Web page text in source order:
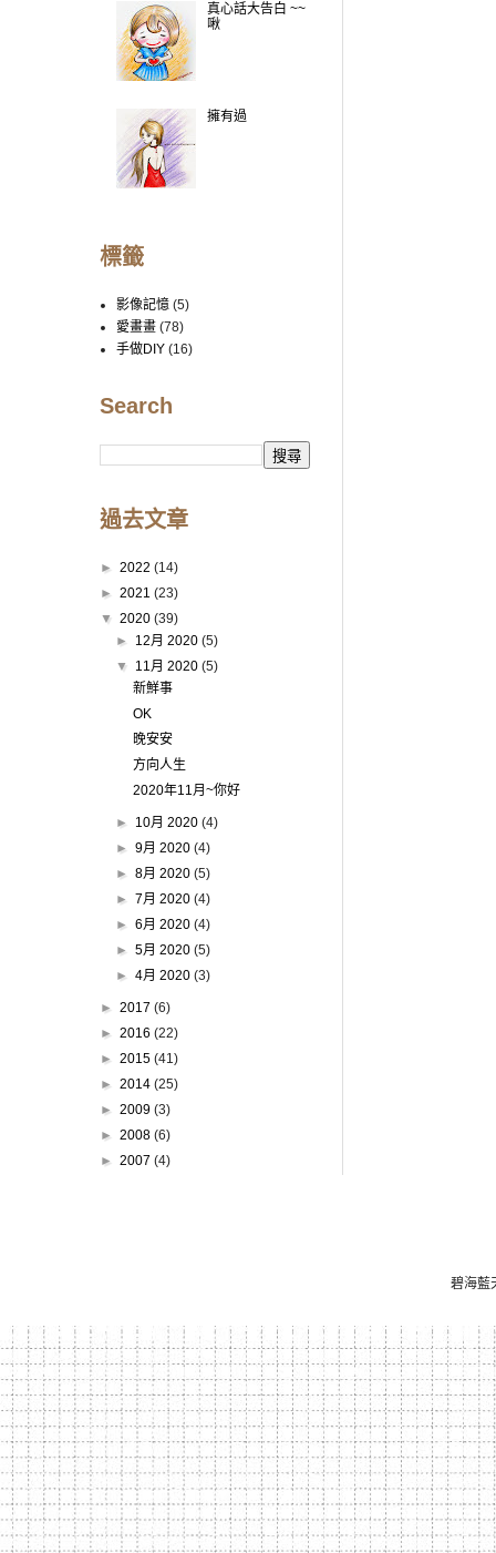
真心話大告白 ~~
啾
擁有過
標籤
影像記憶 (5)
愛畫畫 (78)
手做DIY (16)
Search
過去文章
► 2022 (14)
► 2021 (23)
▼ 2020 (39)
► 12月 2020(5)
▼ 11月 2020(5)
新鮮事
OK
晚安安
方向人生
2020年11月~你好
► 10月 2020(4)
►9月 2020(4)
►8月 2020(5)
►7月 2020(4)
►6月 2020(4)
►5月 2020(5)
►4月 2020(3)
► 2017 (6)
► 2016 (22)
► 2015 (41)
► 2014 (25)
► 2009 (3)
► 2008 (6)
► 2007 (4)
碧海藍